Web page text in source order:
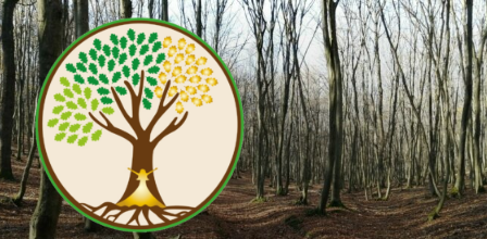
Zum
Inhalt
springen